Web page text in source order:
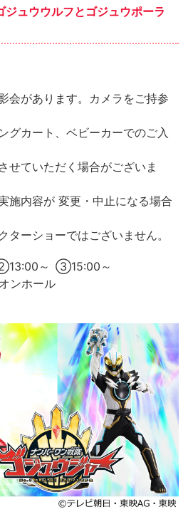
ジュウウルフとゴジュウポーラ
会があります。カメラをご持参
グカート、ベビーカーでのご入
せていただく場合がございま
施内容が 変更・中止になる場合
ターショーではございません。
～ ③15:00～
ンホール